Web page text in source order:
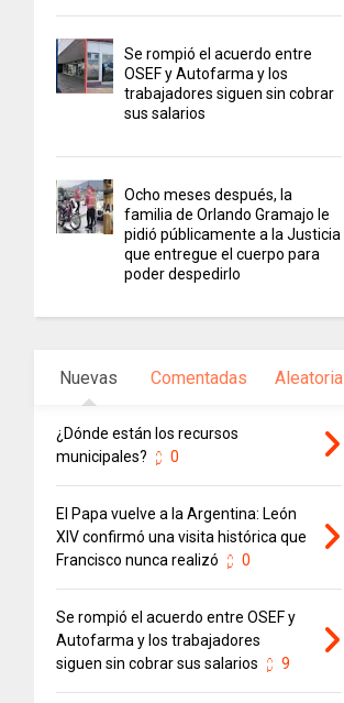
Se rompió el acuerdo entre
OSEF y Autofarma y los
trabajadores siguen sin cobrar
sus salarios
Ocho meses después, la
familia de Orlando Gramajo le
pidió públicamente a la Justicia
que entregue el cuerpo para
poder despedirlo
Nuevas Comentadas Aleatoria
¿Dónde están los recursos
municipales?
0
El Papa vuelve a la Argentina: León
XIV confirmó una visita histórica que
Francisco nunca realizó
0
Se rompió el acuerdo entre OSEF y
Autofarma y los trabajadores
siguen sin cobrar sus salarios
9